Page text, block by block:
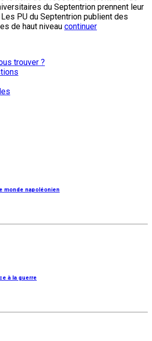
du Septentrion prennent leur
PU du Septentrion publient des
de haut niveau continuer
trouver ?
monde napoléonien
à la guerre